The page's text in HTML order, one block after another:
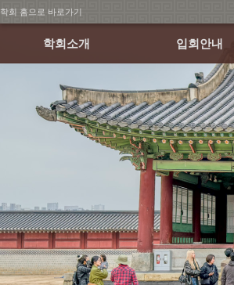
학회 홈으로 바로가기
학회소개
연혁
조직
정관 및 규정
입회안내
회원가입 안내
회비납부 안내